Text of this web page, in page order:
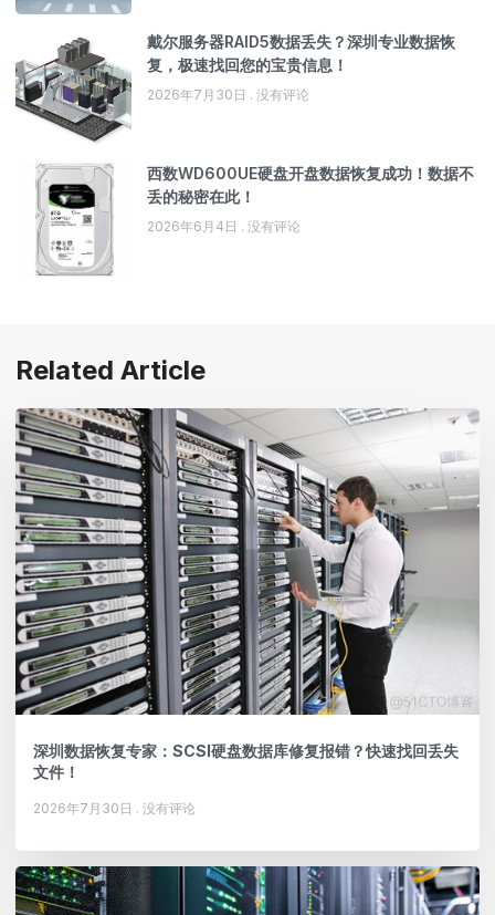
戴尔服务器RAID5数据丢失？深圳专业数据恢
复，极速找回您的宝贵信息！
2026年7月30日 没有评论
西数WD600UE硬盘开盘数据恢复成功！数据不
丢的秘密在此！
2026年6月4日 没有评论
Related Article
深圳数据恢复专家：SCSI硬盘数据库修复报错？快速找回丢失
文件！
2026年7月30日 没有评论